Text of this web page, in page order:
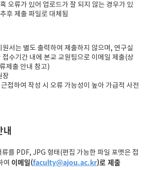
오류가 있어 업로드가 잘 되지 않는 경우가 있
후 제출 파일로 대체됨
서는 별도 출력하여 제출하지 않으며, 연구실
접수기간 내에 본교 교원팀으로 이메일 제출(상
제출 안내 참고)
장
접하여 작성 시 오류 가능성이 높아 가급적 사전
류를 PDF, JPG 형태(편집 가능한 파일 포맷은 접
여 이메일(faculty@ajou.ac.kr)로 제출